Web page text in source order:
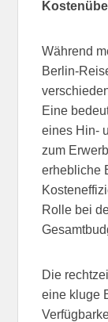
Während
Berlin-
Eine
eines Hin-
zum
erhebliche
Rolle bei
Die
eine kluge